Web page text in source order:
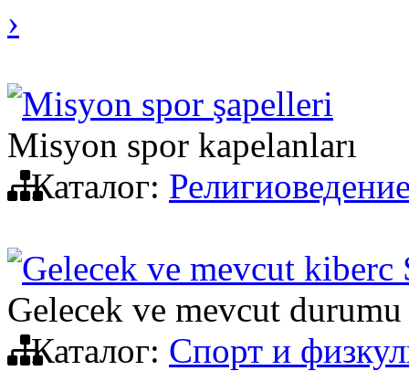
›
Misyon spor şapelleri
Misyon spor kapelanları
Каталог:
Gelecek ve mevcut kiberc
Gelecek ve mevcut
Каталог: Спорт и